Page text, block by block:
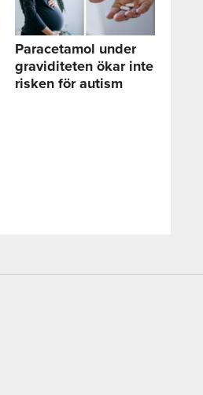
Paracetamol under
graviditeten ökar inte
risken för autism